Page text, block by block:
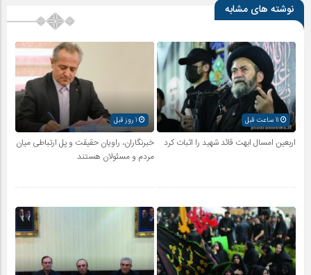
نوشته های مشابه
11 ساعت قبل
اربعین امسال ابهت قائد شهید را اثبات کرد
خبرنگاران، راویان حقیقت و پل ارتباطی میان
مردم و مسئولان هستند